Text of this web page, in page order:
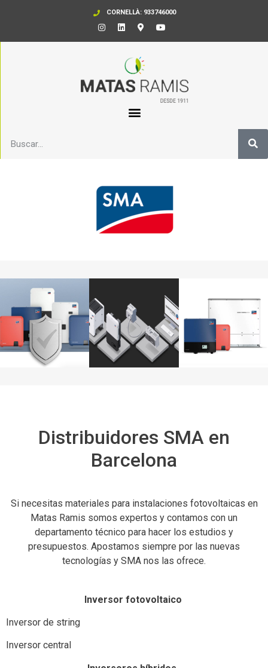
CORNELLÀ: 933746000
Distribuidores SMA en
Barcelona
Si necesitas materiales para instalaciones fotovoltaicas en
Matas Ramis somos expertos y contamos con un
departamento técnico para hacer los estudios y
presupuestos. Apostamos siempre por las nuevas
tecnologías y SMA nos las ofrece.
Inversor fotovoltaico
Inversor de string
Inversor central